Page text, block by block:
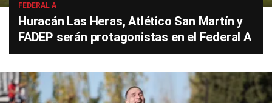
FEDERAL A
Huracán Las Heras, Atlético San Martín y
FADEP serán protagonistas en el Federal A